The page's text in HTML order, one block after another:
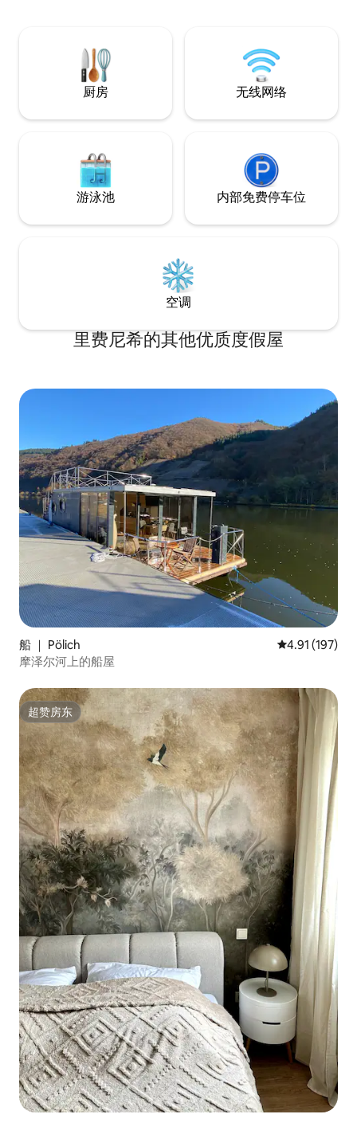
遗产，或前往欧洲
厨房 无线网络
游泳池 内部免费停车位
空调
里费尼希的其他优质度假屋
船 ｜ Pölich 平均评分 4.91
4.91 (197)
摩泽尔河上的船屋
超赞房东
超赞房东